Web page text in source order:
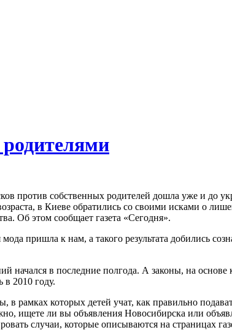
родителями
против собственных родителей дошла уже и до
в Киеве обратились со своими исками о
Об этом сообщает газета «Сегодня».
пришла к нам, а такого результата добились
начался в последние полгода. А законы, на основе
в 2010 году.
рамках которых детей учат, как правильно
ищете ли вы объявления Новосибирска или
случаи, которые описываются на страницах